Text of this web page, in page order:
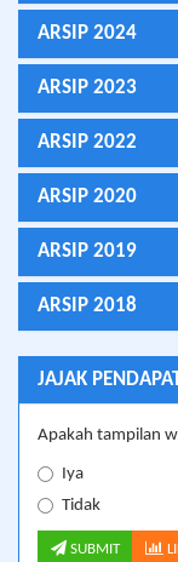
ARSIP 2024
ARSIP 2023
ARSIP 2022
ARSIP 2020
ARSIP 2019
ARSIP 2018
JAJAK
Apakah tampilan
Iya
Tidak
SUBMIT